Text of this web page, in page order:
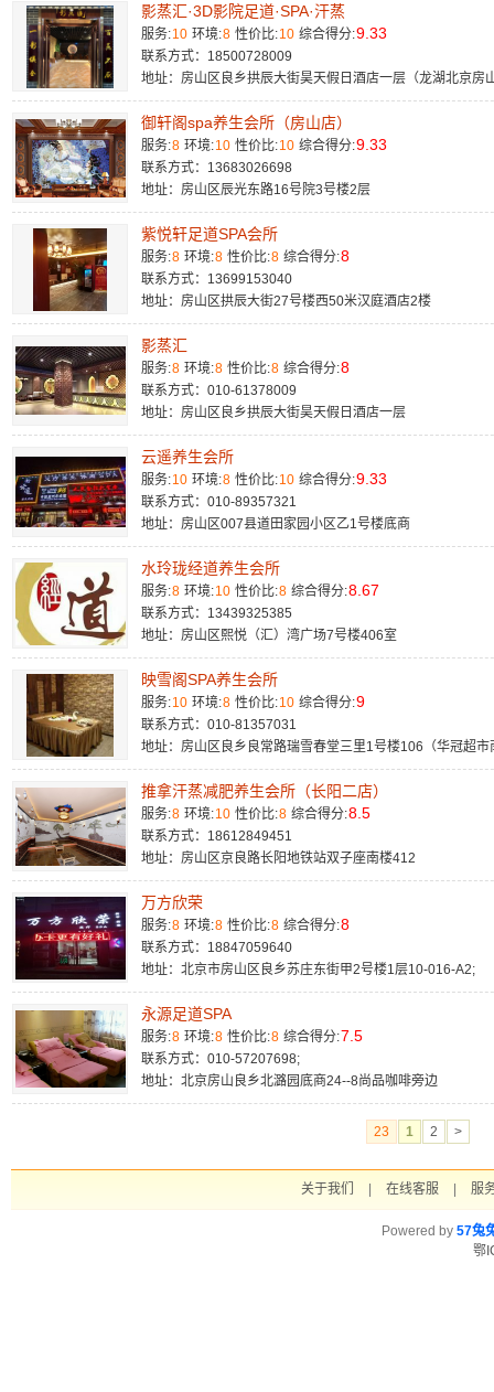
影蒸汇·3D影院足道·SPA·汗蒸
服务:10 环境:8 性价比:10 综合得分:9.33
联系方式：18500728009
地址：房山区良乡拱辰大街昊天假日酒店一层（龙湖北京房
御轩阁spa养生会所（房山店）
服务:8 环境:10 性价比:10 综合得分:9.33
联系方式：13683026698
地址：房山区辰光东路16号院3号楼2层
紫悦轩足道SPA会所
服务:8 环境:8 性价比:8 综合得分:8
联系方式：13699153040
地址：房山区拱辰大街27号楼西50米汉庭酒店2楼​
影蒸汇
服务:8 环境:8 性价比:8 综合得分:8
联系方式：010-61378009
地址：房山区良乡拱辰大街昊天假日酒店一层​
云遥养生会所
服务:10 环境:8 性价比:10 综合得分:9.33
联系方式：010-89357321
地址：房山区007县道田家园小区乙1号楼底商​
水玲珑经道养生会所
服务:8 环境:10 性价比:8 综合得分:8.67
联系方式：13439325385
地址：房山区熙悦（汇）湾广场7号楼406室
映雪阁SPA养生会所
服务:10 环境:8 性价比:10 综合得分:9
联系方式：010-81357031
地址：房山区良乡良常路瑞雪春堂三里1号楼106（华冠超市
推拿汗蒸减肥养生会所（长阳二店）
服务:8 环境:10 性价比:8 综合得分:8.5
联系方式：18612849451
地址：房山区京良路长阳地铁站双子座南楼412
万方欣荣
服务:8 环境:8 性价比:8 综合得分:8
联系方式：18847059640
地址：北京市房山区良乡苏庄东街甲2号楼1层10-016-A2;
永源足道SPA
服务:8 环境:8 性价比:8 综合得分:7.5
联系方式：010-57207698;
地址：北京房山良乡北潞园底商24--8尚品咖啡旁边
23 1 2 >
关于我们 在线客服 服
Powered by 57兔
鄂